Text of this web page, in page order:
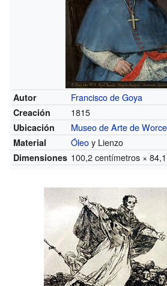
Autor Francisco de Goya
Creación 1815
Ubicación Museo de Arte de
Material Óleoy Lienzo
Dimensiones 100,2 centímetros ×